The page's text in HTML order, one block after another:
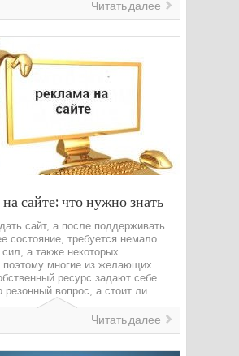
Читать далее
сайте: что нужно знать
сайт, а после поддерживать
состояние, требуется немало
а также некоторых
поэтому многие из желающих
ресурс задают себе
резонный вопрос, а стоит ли...
Читать далее